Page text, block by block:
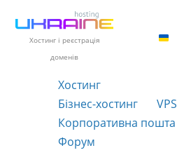
Хостинг і реєстрація
доменів
Хостинг
Бізнес-хостинг
VPS
Корпоративна пошта
Форум